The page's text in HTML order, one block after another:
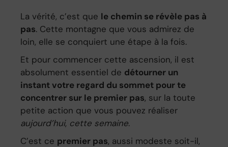
La vérité, c’est que le chemin se révèle pas à
pas. Cette montagne que vous admirez de
loin, elle se conquiert une étape à la fois.
Et pour commencer cette ascension, il est
absolument essentiel de détourner un
instant votre regard du sommet pour te
concentrer sur le premier pas, sur la toute
petite action que vous pouvez réaliser
aujourd’hui, cette semaine.
C’est ce premier pas, aussi modeste soit-il,